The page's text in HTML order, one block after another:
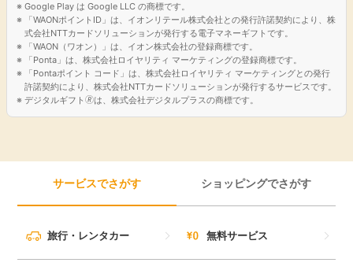
Google Play は Google LLC の商標です。
「WAONポイントID」は、イオンリテール株式会社との発行許諾契約により、株
式会社NTTカードソリューションが発行する電子マネーギフトです。
「WAON（ワオン）」は、イオン株式会社の登録商標です。
「Ponta」は、株式会社ロイヤリティ マーケティングの登録商標です。
「Pontaポイント コード」は、株式会社ロイヤリティ マーケティングとの発行
許諾契約により、株式会社NTTカードソリューションが発行するサービスです。
デジタルギフト🄬は、株式会社デジタルプラスの商標です。
サービスでさがす ショッピングでさがす
旅行・レンタカー 無料サービス